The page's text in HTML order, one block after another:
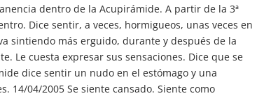
dentro de la Acupirámide. A partir de la 3ª
Dice sentir, a veces, hormigueos, unas veces en
sintiendo más erguido, durante y después de la
Le cuesta expresar sus sensaciones. Dice que se
dice sentir un nudo en el estómago y una
14/04/2005 Se siente cansado. Siente como